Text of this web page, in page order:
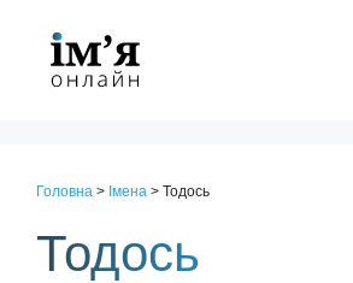
контенту
Головна > Імена > Тодось
Тодось